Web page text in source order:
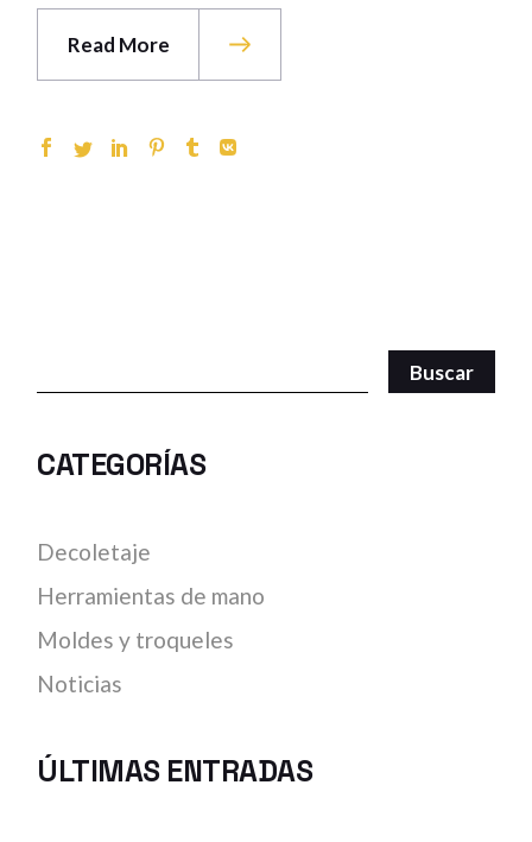
Read More
Buscar
CATEGORÍAS
Decoletaje
Herramientas de mano
Moldes y troqueles
Noticias
ÚLTIMAS ENTRADAS